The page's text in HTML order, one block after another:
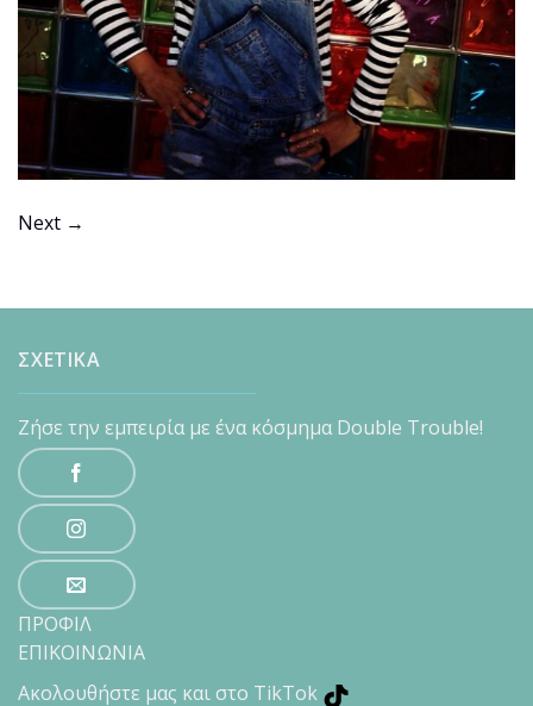
Next →
ΣΧΕΤΙΚΑ
Ζήσε την εμπειρία με ένα κόσμημα Double Trouble!
ΠΡΟΦΙΛ
ΕΠΙΚΟΙΝΩΝΙΑ
Ακολουθήστε μας και στο TikTok